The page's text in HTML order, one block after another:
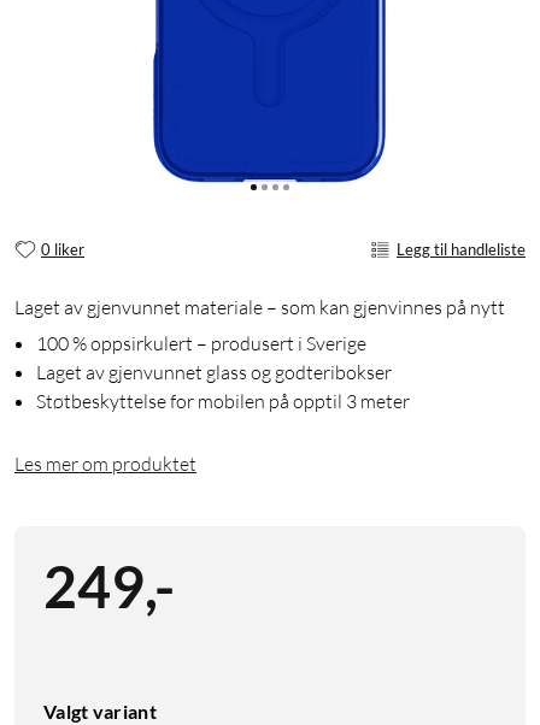
0 liker Legg til handleliste
Laget av gjenvunnet materiale – som kan gjenvinnes på nytt
100 % oppsirkulert – produsert i Sverige
Laget av gjenvunnet glass og godteribokser
Støtbeskyttelse for mobilen på opptil 3 meter
Les mer om produktet
249,-
Valgt variant